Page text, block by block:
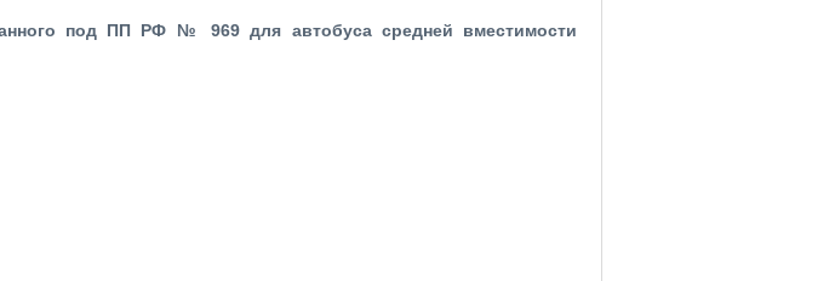
под ПП РФ № 969 для автобуса средней вместимости